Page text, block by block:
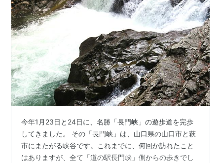
今年1月23日と24日に、名勝「長門峡」の遊歩道を完歩
してきました。 その「長門峡」は、山口県の山口市と萩
市にまたがる峡谷です。これまでに、何回か訪れたこと
はありますが、全て「道の駅長門峡」側からの歩きでし